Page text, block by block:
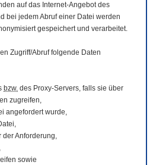
auf das Internet-Angebot des
bei jedem Abruf einer Datei werden
gespeichert und verarbeitet.
Zugriff/Abruf folgende Daten
bzw. des Proxy-Servers, falls sie über
zugreifen,
angefordert wurde,
der Anforderung,
sowie